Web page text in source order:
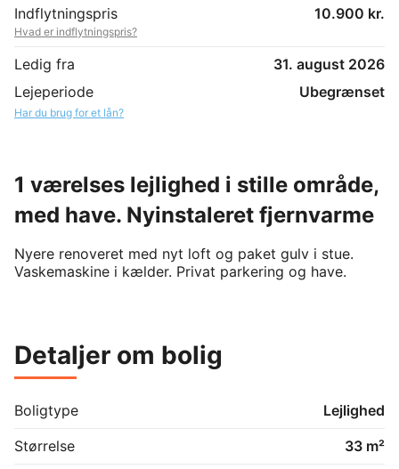
Indflytningspris
10.900 kr.
Hvad er indflytningspris?
Ledig fra
31. august 2026
Lejeperiode
Ubegrænset
Har du brug for et lån?
1 værelses lejlighed i stille område,
med have. Nyinstaleret fjernvarme
Nyere renoveret med nyt loft og paket gulv i stue.
Vaskemaskine i kælder. Privat parkering og have.
Detaljer om bolig
Boligtype
Lejlighed
Størrelse
33 m²